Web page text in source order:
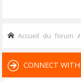
Accueil du forum
CONNECT